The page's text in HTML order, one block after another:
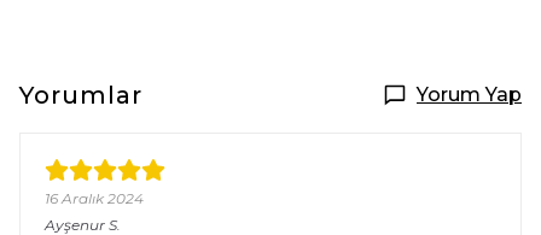
Yorumlar Yorum Yap
16 Aralık 2024
Ayşenur S.